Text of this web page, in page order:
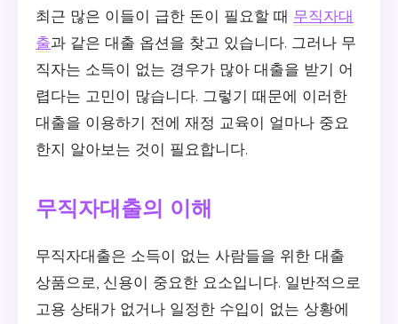
최근 많은 이들이 급한 돈이 필요할 때 무직자대
출과 같은 대출 옵션을 찾고 있습니다. 그러나 무
직자는 소득이 없는 경우가 많아 대출을 받기 어
렵다는 고민이 많습니다. 그렇기 때문에 이러한
대출을 이용하기 전에 재정 교육이 얼마나 중요
한지 알아보는 것이 필요합니다.
무직자대출의 이해
무직자대출은 소득이 없는 사람들을 위한 대출
상품으로, 신용이 중요한 요소입니다. 일반적으로
고용 상태가 없거나 일정한 수입이 없는 상황에